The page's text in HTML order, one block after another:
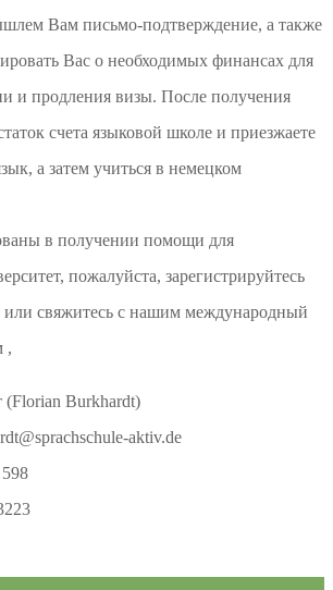
Вам письмо-подтверждение, а также
Вас о необходимых финансах для
и продления визы. После получения
счета языковой школе и приезжаете
а затем учиться в немецком
в получении помощи для
пожалуйста, зарегистрируйтесь
или свяжитесь с нашим международный
,
(Florian Burkhardt)
aktiv.de